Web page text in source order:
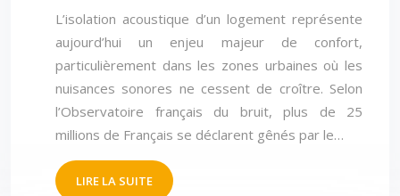
L’isolation acoustique d’un logement représente
aujourd’hui un enjeu majeur de confort,
particulièrement dans les zones urbaines où les
nuisances sonores ne cessent de croître. Selon
l’Observatoire français du bruit, plus de 25
millions de Français se déclarent gênés par le…
LIRE LA SUITE